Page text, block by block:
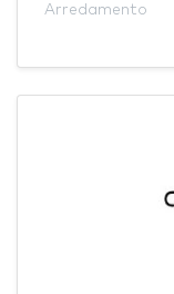
Arredamento